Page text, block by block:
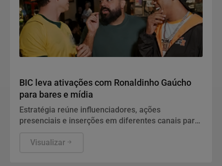
BIC leva ativações com Ronaldinho Gaúcho
para bares e mídia
Estratégia reúne influenciadores, ações
presenciais e inserções em diferentes canais para
promoção de reembolso em todo o país
Visualizar